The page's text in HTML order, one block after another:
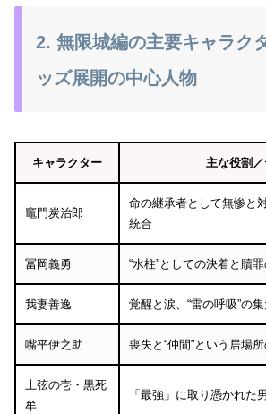
2. 無限城編の主要キャラク
ッズ展開の中心人物
キャラクター 主な役割
竈門炭治郎
命の継承者として無惨と
統合
冨岡義勇 “水柱”としての決着と贖
我妻善逸 覚醒と涙、“雷の呼吸”の
嘴平伊之助 喪失と“仲間”という居場
上弦の壱・黒死
牟
「最強」に取り憑かれた